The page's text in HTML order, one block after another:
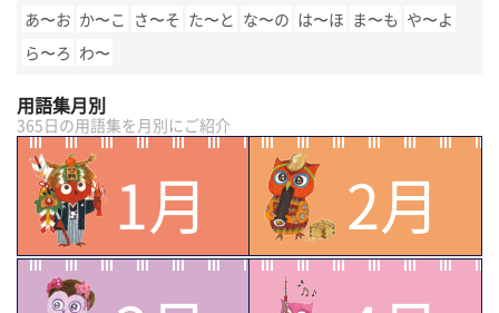
あ〜お か〜こ さ〜そ た〜と な〜の は〜ほ ま〜も や〜よ
ら〜ろ わ〜
用語集月別
365日の用語集を月別にご紹介
1月
2月